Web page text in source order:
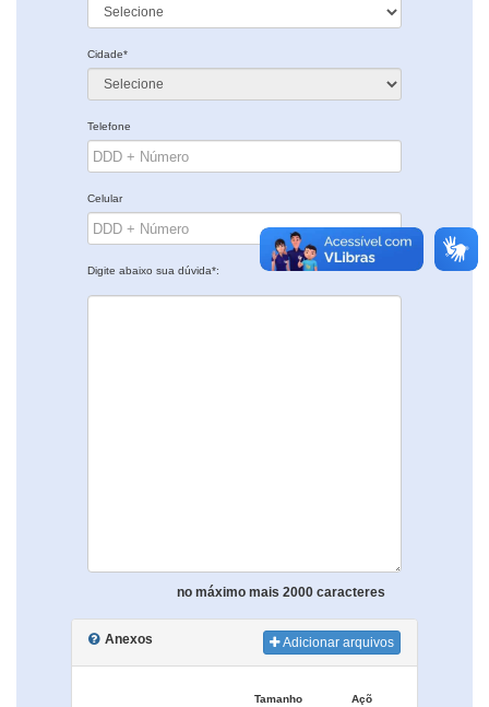
Cidade*
Telefone
Celular
Digite abaixo sua dúvida*:
no máximo mais 2000 caracteres
Anexos Adicionar arquivos
Tamanho
Açõ